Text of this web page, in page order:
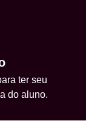
ter seu
do aluno.